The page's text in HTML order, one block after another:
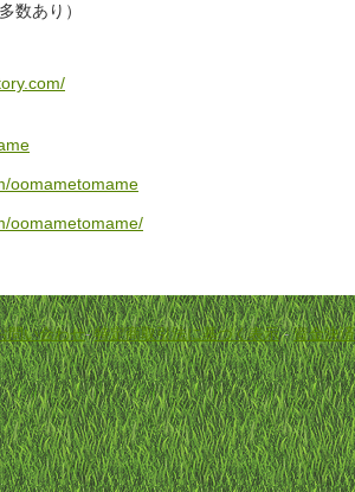
数あり）
oomametomame
oomametomame/
問い合わせ-特定商取引法に基づく表示-資金決